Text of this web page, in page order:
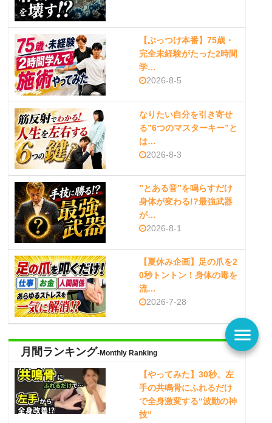
【ぶっつけ本番】75歳・
完全未経験がたった2時間
学…
2026-8-5
なりたい自分を引き寄せ
る”6つのマスターキー”と
は…
2026-8-3
”とある音”を鳴らすだけ
身体が変わる!?最強武器
が…
2026-8-1
【夏休み企画】足の爪を2
0秒トントン！身体の毒を
流…
2026-7-28
月間ランキング-Monthly Ranking
【やってみた】30秒、左
手の共鳴骨にふれるだけ
で全身激変する“波動の神
技”
menu